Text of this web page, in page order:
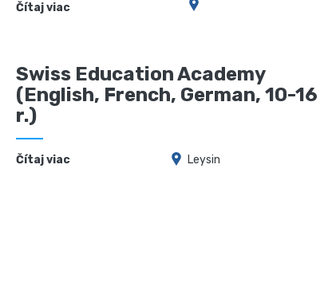
Čítaj viac
Swiss Education Academy
(English, French, German, 10-16
r.)
Čítaj viac Leysin